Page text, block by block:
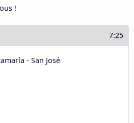
!
7:25
- San José